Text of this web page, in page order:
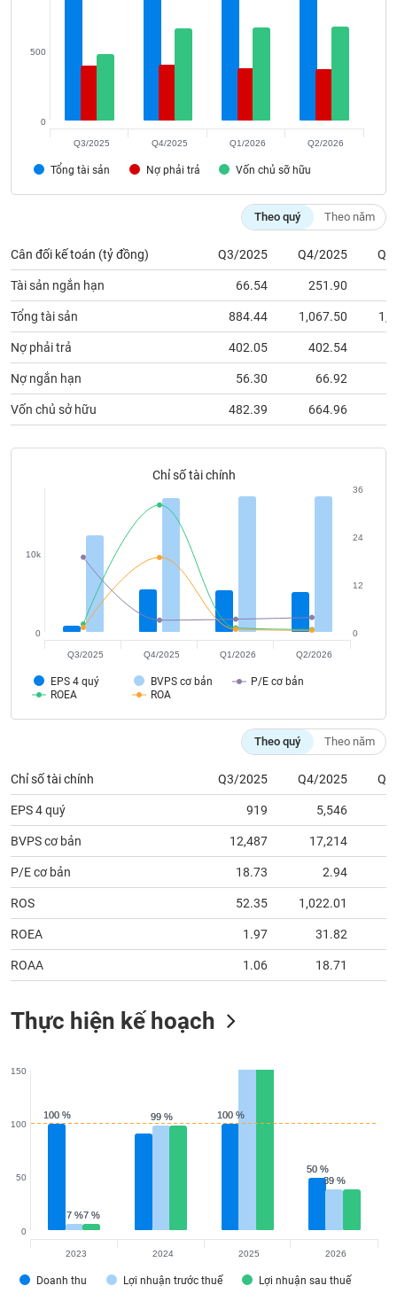
Tổng tài sản Nợ phải trả Vốn chủ sỡ hữu
0
500
Q3/2025 Q4/2025 Q1/2026 Q2/2026
Theo quý Theo năm
Cân đối kế toán (tỷ đồng) Q3/2025 Q4/2025
Tài sản ngắn hạn 66.54 251.90
Tổng tài sản 884.44 1,067.50
Nợ phải trả 402.05 402.54
Nợ ngắn hạn 56.30 66.92
Vốn chủ sở hữu 482.39 664.96
Chỉ số tài chính
EPS 4 quý BVPS cơ bản
P/E cơ bản
ROEA
ROA
0
10k
0
24
12
36
Q3/2025 Q4/2025 Q1/2026 Q2/2026
Theo quý Theo năm
Chỉ số tài chính Q3/2025 Q4/2025
EPS 4 quý 919 5,546
BVPS cơ bản 12,487 17,214
P/E cơ bản 18.73 2.94
ROS 52.35 1,022.01
ROEA 1.97 31.82
ROAA 1.06 18.71
Thực hiện kế hoạch
100 %
100 % 100 %
100 %
50 %
50 %
7 %
7 %
99 %
99 %
39 %
39 %
7 %
7 %
Doanh thu Lợi nhuận trước thuế Lợi nhuận sau thuế
0
50
100
150
2023 2024 2025 2026
Sách
cụ
tư
Truyền
thông
tài